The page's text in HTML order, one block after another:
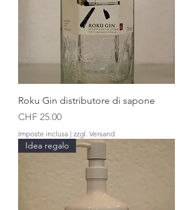
Roku Gin distributore di sapone
Prezzo
CHF 25.00
Imposte inclusa | zzgl. Versand
Idea regalo